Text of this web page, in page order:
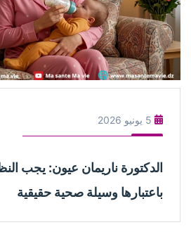
5 يونيو 2026
الدكتورة ناريمان عيون: يجب
باعتبارها وسيلة صحية حقيقية